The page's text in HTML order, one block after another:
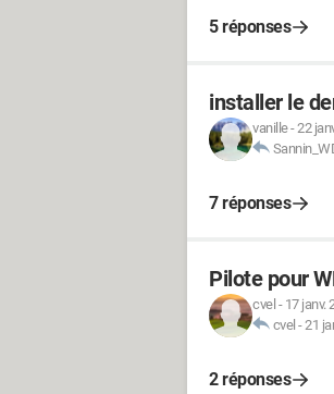
5 réponses
installer le
vanille-22
7 réponses
Pilote pour
cvel - 17 janv.
cvel -21
2 réponses